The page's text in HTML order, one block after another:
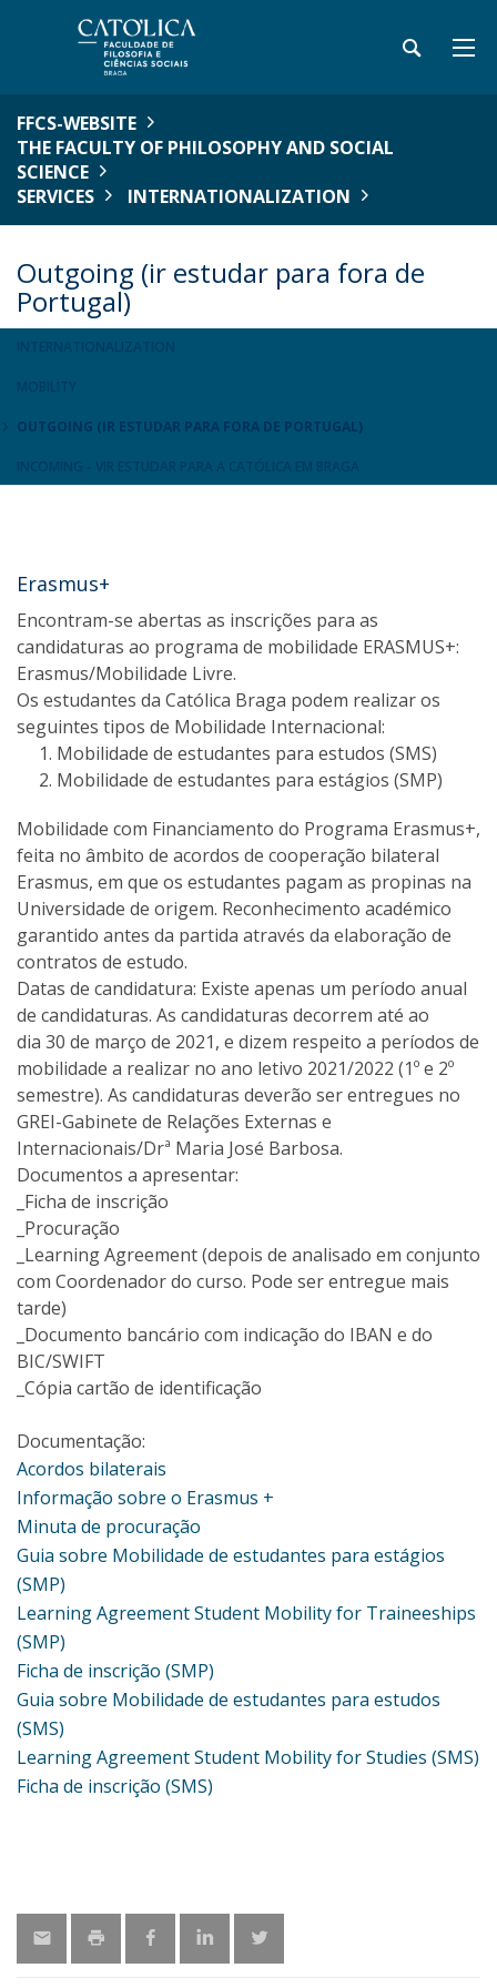
FFCS-WEBSITE
THE FACULTY OF PHILOSOPHY AND SOCIAL
SCIENCE
SERVICES
INTERNATIONALIZATION
Outgoing (ir estudar para fora de
Portugal)
OUTGOING (IR ESTUDAR PARA FORA DE PORTUGAL)
Erasmus+
Encontram-se abertas as inscrições para as
candidaturas ao programa de mobilidade ERASMUS+:
Erasmus/Mobilidade Livre.
Os estudantes da Católica Braga podem realizar os
seguintes tipos de Mobilidade Internacional:
Mobilidade de estudantes para estudos (SMS)
Mobilidade de estudantes para estágios (SMP)
Mobilidade com Financiamento do Programa Erasmus+,
feita no âmbito de acordos de cooperação bilateral
Erasmus, em que os estudantes pagam as propinas na
Universidade de origem. Reconhecimento académico
garantido antes da partida através da elaboração de
contratos de estudo.
Datas de candidatura: Existe apenas um período anual
de candidaturas. As candidaturas decorrem até ao
dia 30 de março de 2021, e dizem respeito a períodos de
mobilidade a realizar no ano letivo 2021/2022 (1º e 2º
semestre). As candidaturas deverão ser entregues no
GREI-Gabinete de Relações Externas e
Internacionais/Drª Maria José Barbosa.
Documentos a apresentar:
_Ficha de inscrição
_Procuração
_Learning Agreement (depois de analisado em conjunto
com Coordenador do curso. Pode ser entregue mais
tarde)
_Documento bancário com indicação do IBAN e do
BIC/SWIFT
_Cópia cartão de identificação
Documentação:
Acordos bilaterais
Informação sobre o Erasmus +
Minuta de procuração
Guia sobre Mobilidade de estudantes para estágios
(SMP)
Learning Agreement Student Mobility for Traineeships
(SMP)
Ficha de inscrição (SMP)
Guia sobre Mobilidade de estudantes para estudos
(SMS)
Learning Agreement Student Mobility for Studies (SMS)
Ficha de inscrição (SMS)